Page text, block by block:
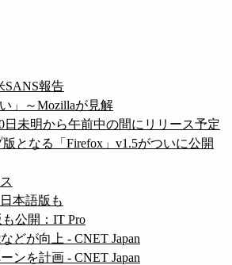
SANS報告
」～Mozillaが見解
日未明から午前中の間にリリース予定
となる「Firefox」v1.5がついに公開
本語版も
公開：IT Pro
どが向上 - CNET Japan
ンを計画 - CNET Japan